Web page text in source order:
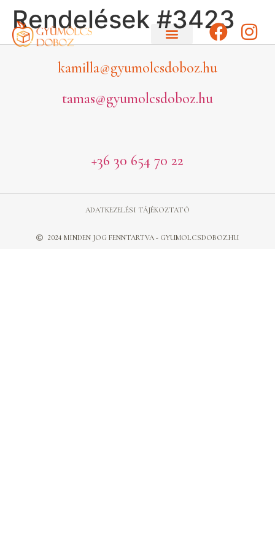
Rendelések #3423
kamilla@gyumolcsdoboz.hu
tamas@gyumolcsdoboz.hu
+36 30 654 70 22
2024 MINDEN JOG FENNTARTVA - GYUMOLCSDOBOZ.HU
ADATKEZELÉSI TÁJÉKOZTATÓ